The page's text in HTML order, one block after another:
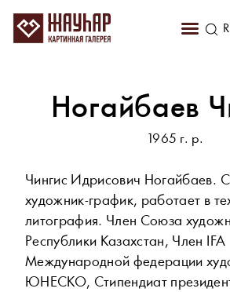
Ногайбаев
1965 г. р.
Чингис Идрисович Ногайбаев.
художник-график, работает в
литография. Член Союза
Республики Казахстан, Член IFA
Международной федерации
ЮНЕСКО, Стипендиат